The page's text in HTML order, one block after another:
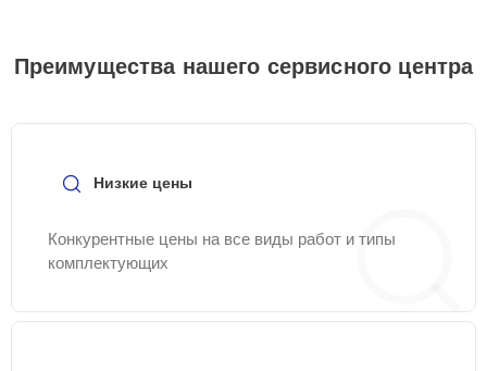
Преимущества нашего сервисного центра
Низкие цены
Конкурентные цены на все виды работ и типы
комплектующих